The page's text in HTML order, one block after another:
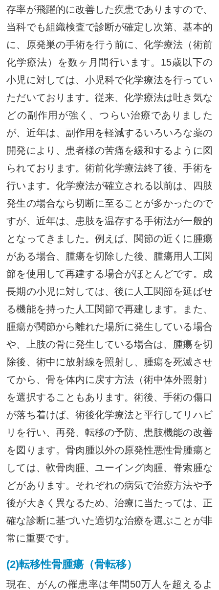
存率が飛躍的に改善した疾患でありますので、
当科でも組織検査で診断が確定し次第、基本的
に、原発巣の手術を行う前に、化学療法（術前
化学療法）を数ヶ月間行います。15歳以下の
小児に対しては、小児科で化学療法を行ってい
ただいております。従来、化学療法は吐き気な
どの副作用が強く、つらい治療でありました
が、近年は、副作用を軽減するいろいろな薬の
開発により、患者様の苦痛を緩和するように図
られております。術前化学療法終了後、手術を
行います。化学療法が確立される以前は、四肢
発生の場合なら切断に至ることが多かったので
すが、近年は、患肢を温存する手術法が一般的
となってきました。例えば、関節の近くに腫瘍
がある場合、腫瘍を切除した後、腫瘍用人工関
節を使用して再建する場合がほとんどです。成
長期の小児に対しては、後に人工関節を延ばせ
る機能を持った人工関節で再建します。また、
腫瘍が関節から離れた場所に発生している場合
や、上肢の骨に発生している場合は、腫瘍を切
除後、術中に放射線を照射し、腫瘍を死滅させ
てから、骨を体内に戻す方法（術中体外照射）
を選択することもあります。術後、手術の傷口
が落ち着けば、術後化学療法と平行してリハビ
リを行い、再発、転移の予防、患肢機能の改善
を図ります。骨肉腫以外の原発性悪性骨腫瘍と
しては、軟骨肉腫、ユーイング肉腫、脊索腫な
どがあります。それぞれの病気で治療方法や予
後が大きく異なるため、治療に当たっては、正
確な診断に基づいた適切な治療を選ぶことが非
常に重要です。
(2)転移性骨腫瘍（骨転移）
現在、がんの罹患率は年間50万人を超えるよ